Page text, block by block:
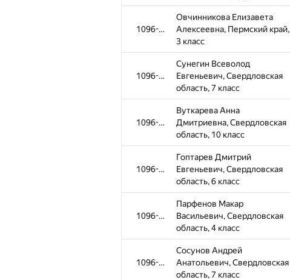
1096-1309
Овчинникова Елизавета
Алексеевна, Пермский край,
3 класс
1096-1309
Сунегин Всеволод
Евгеньевич, Свердловская
область, 7 класс
1096-1309
Вуткарева Анна
Дмитриевна, Свердловская
область, 10 класс
1096-1309
Гоптарев Дмитрий
Евгеньевич, Свердловская
область, 6 класс
1096-1309
Парфенов Макар
Васильевич, Свердловская
область, 4 класс
1096-1309
Сосунов Андрей
Анатольевич, Свердловская
область, 7 класс